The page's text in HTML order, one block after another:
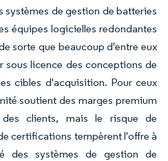
systèmes de gestion de batteries
équipes logicielles redondantes
sorte que beaucoup d'entre eux
licence des conceptions de
cibles d'acquisition. Pour ceux
soutient des marges premium
clients, mais le risque de
certifications tempèrent l'offre à
des systèmes de gestion de